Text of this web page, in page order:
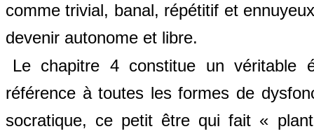
comme trivial, banal, répétitif et
devenir autonome et libre.
Le chapitre 4 constitue un véritable
référence à toutes les formes de
socratique, ce petit être qui fait «